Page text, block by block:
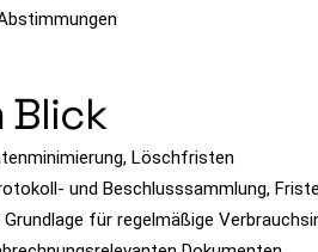
Blick
Löschfristen
und Beschlusssammlung,
für regelmäßige